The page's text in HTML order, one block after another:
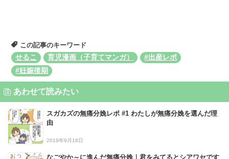
この記事のキーワード
せるこ
育児漫画（子育てマンガ）
#出産レポ
#妊娠後期
あわせて読みたい
スガカズの無痛分娩レポ #1 わたしが無痛分娩を選んだ理
由
2019年9月18日
なごやか～に進んだ無痛分娩｜君をみてるとシアワセです